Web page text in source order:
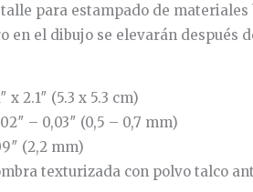
para estampado de
en el dibujo se elevarán
2.1″ (5.3 x 5.3 cm)
– 0,03″ (0,5 – 0,7 mm)
(2,2 mm)
texturizada con polvo talco